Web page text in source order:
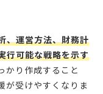
、運営方法、財務計
行可能な戦略を示す
かり作成すること
が受けやすくなりま